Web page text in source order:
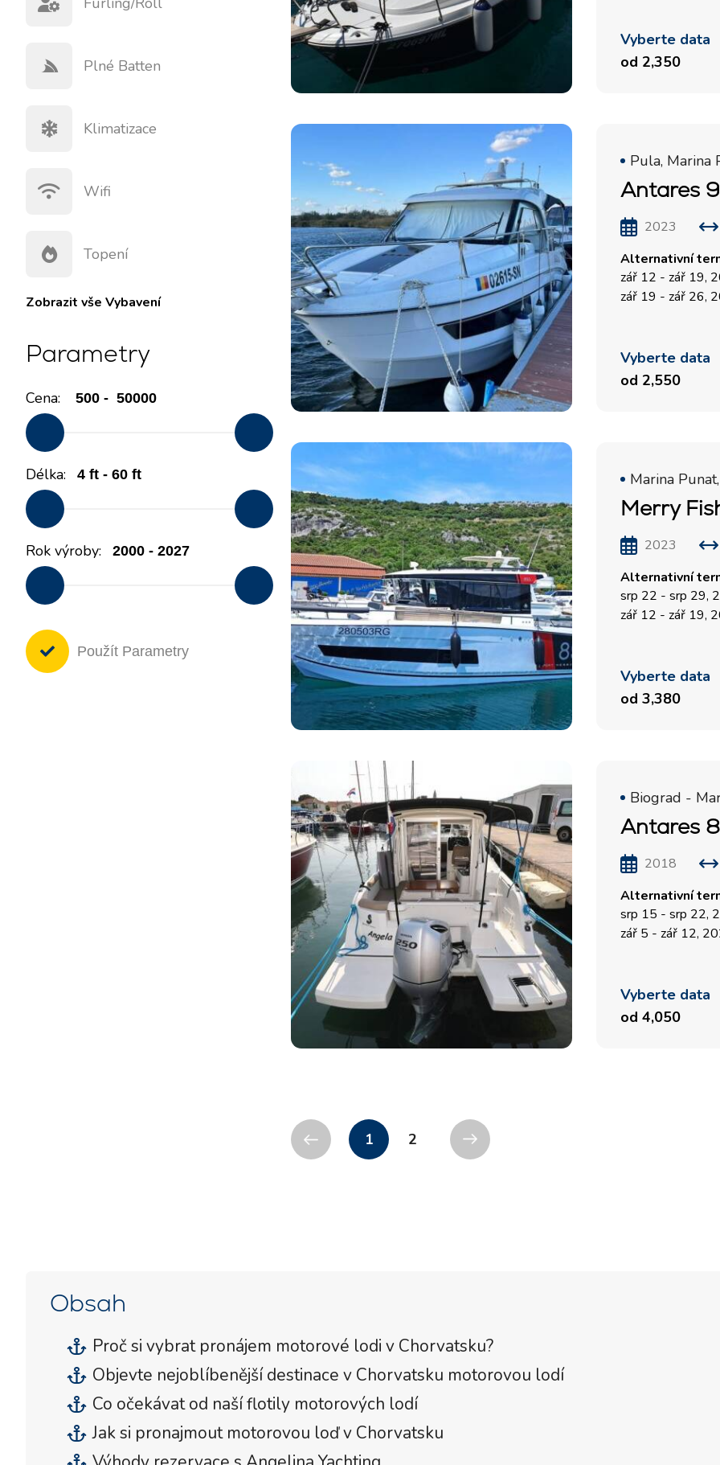
Vyberte data
od 2,350
Pula, Marina
Antares
2023
Alternativní
zář 12 - zář 19,
zář 19 - zář 26,
Vyberte data
od 2,550
Marina
2023
Alternativní
srp 22 - srp 29,
zář 12 - zář 19,
Vyberte data
od 3,380
Biograd -
Antares
2018
Alternativní
srp 15 - srp 22,
zář 5 - zář 12,
Vyberte data
od 4,050
1 2
Plné Batten
Klimatizace
Wifi
Topení
Zobrazit vše Vybavení
Parametry
Cena:
Délka:
Rok výroby:
Použít Parametry
Obsah
Proč si vybrat pronájem motorové lodi v Chorvatsku?
Objevte nejoblíbenější destinace v Chorvatsku motorovou lodí
Co očekávat od naší flotily motorových lodí
Jak si pronajmout motorovou loď v Chorvatsku
O nás
Často kladené otázky
Naše Flotila
Motorové katamarány
Motorové jachty
Služby
Pronájem jachty bez
posádky
Pronájem jachty s
kapitánem
Luxusní pronájem jachet s
posádkou
Valovie - Dálkový asistent
Katamarány Bali k
pronájmu
Destinace
Zadar Plavební Oblast
Biograd na Moru
Šibenik Plachetní Region
Vodice
Rogoznica
Plavební oblast Split
Plavební oblast Dubrovník
Istrijská plavební oblast
Plavební oblast Kvarner